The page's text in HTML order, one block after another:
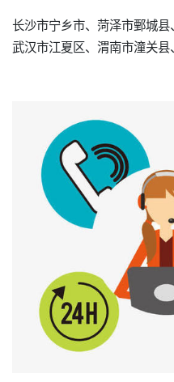
长沙市宁乡市、菏泽市鄄城县
武汉市江夏区、渭南市潼关